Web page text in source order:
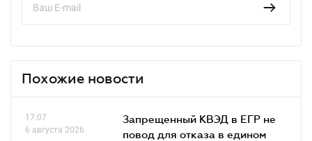
Похожие новости
17.07
6 августа 2026
Запрещенный КВЭД в ЕГР не
повод для отказа в едином